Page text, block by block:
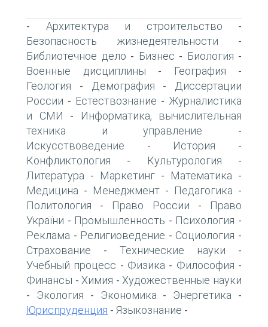
- Архитектура и строительство -
Безопасность жизнедеятельности -
Библиотечное дело - Бизнес - Биология -
Военные дисциплины - География -
Геология - Демография -
Диссертации
России - Естествознание - Журналистика
и СМИ -
Информатика, вычислительная
техника и управление -
Искусствоведение - История -
Конфликтология - Культурология -
Литература - Маркетинг - Математика -
Медицина - Менеджмент - Педагогика -
Политология - Право России -
Право
України - Промышленность - Психология -
Реклама - Религиоведение - Социология -
Страхование - Технические науки -
Учебный процесс - Физика - Философия -
Финансы -Химия -Художественные науки
- Экология - Экономика - Энергетика -
Юриспруденция - Языкознание -